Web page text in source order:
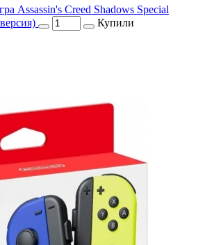
Assassin's Creed Shadows Special
Купили